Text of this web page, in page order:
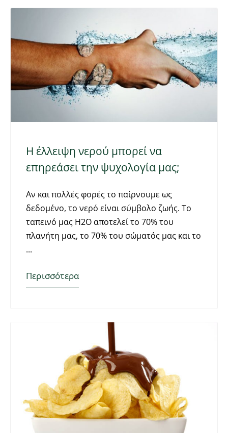
Η έλλειψη νερού μπορεί να
επηρεάσει την ψυχολογία μας;
Αν και πολλές φορές το παίρνουμε ως
δεδομένο, το νερό είναι σύμβολο ζωής. Το
ταπεινό μας Η2Ο αποτελεί το 70% του
πλανήτη μας, το 70% του σώματός μας και το
Περισσότερα